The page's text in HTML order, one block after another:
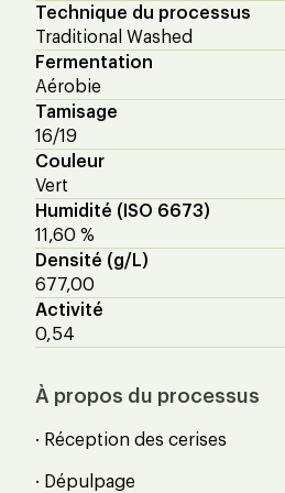
Technique du processus
Traditional Washed
Fermentation
Aérobie
Tamisage
16/19
Couleur
Vert
Humidité (ISO 6673)
11,60 %
Densité (g/L)
677,00
Activité
0,54
À propos du processus
· Réception des cerises
· Dépulpage